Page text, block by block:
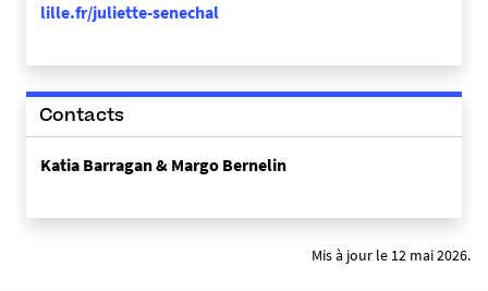
lille.fr/juliette-senechal
Contacts
Katia Barragan & Margo Bernelin
Mis à jour le 12 mai 2026.